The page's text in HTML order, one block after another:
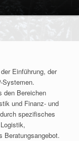
Einführung, der
Systemen.
den Bereichen
und Finanz- und
spezifisches
Beratungsangebot.